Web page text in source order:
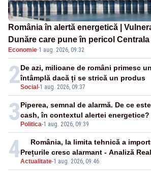
România în alertă energetică |
Dunăre care pune în pericol
cunoscută de pe vremea lui
Economie·1 aug. 2026, 09:32
2Social -1 aug. 2026, 09:37
De azi, milioane de români primesc
întâmplă dacă ți se strică un produs
3 Politica-1 aug. 2026, 09:39
Piperea, semnal de alarmă. De ce
cash, în contextul alertei energetice?
4Actualitate-1 aug. 2026, 09:46
România, la limita tehnică a
Prețurile cresc alarmant - Analiză